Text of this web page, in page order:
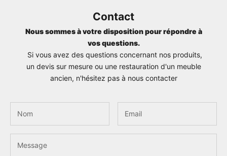
Contact
Nous sommes à votre disposition pour répondre à
vos questions.
Si vous avez des questions concernant nos produits,
un devis sur mesure ou une restauration d'un meuble
ancien, n'hésitez pas à nous contacter